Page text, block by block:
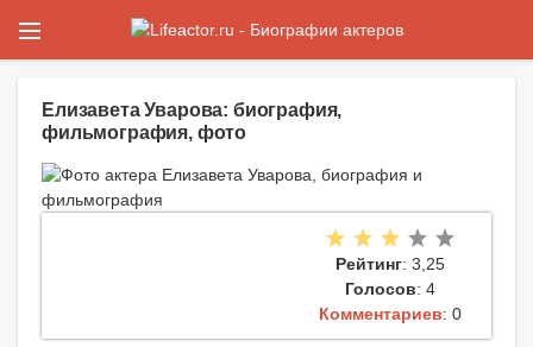
Елизавета Уварова: биография,
фильмография, фото
Рейтинг: 3,25
Голосов: 4
Комментариев: 0